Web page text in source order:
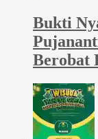
Bukti
Berobat